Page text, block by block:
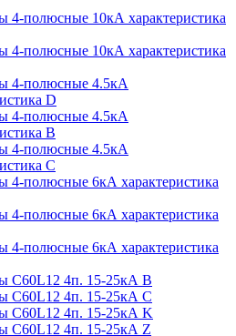
4-полюсные 10кА характеристика
4-полюсные 10кА характеристика
4-полюсные 4.5кА
D
4-полюсные 4.5кА
В
4-полюсные 4.5кА
С
4-полюсные 6кА характеристика
4-полюсные 6кА характеристика
4-полюсные 6кА характеристика
C60L12 4п. 15-25кА B
C60L12 4п. 15-25кА C
C60L12 4п. 15-25кА K
C60L12 4п. 15-25кА Z